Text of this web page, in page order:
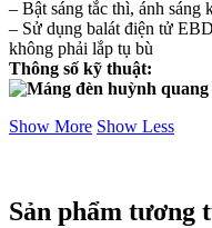
– Bật sáng tắc thì, ánh sáng
– Sử dụng balát điện tử
không phải lắp tụ bù
Thông số kỹ thuật:
Show More Show Less
Sản phẩm tương